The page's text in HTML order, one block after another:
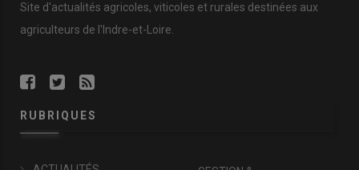
Site d'actualités agricoles, viticoles et rurales destinées aux
agriculteurs de l'Indre-et-Loire.
RUBRIQUES